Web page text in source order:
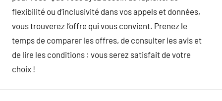
flexibilité ou d’inclusivité dans vos appels et données,
vous trouverez l’offre qui vous convient. Prenez le
temps de comparer les offres, de consulter les avis et
de lire les conditions : vous serez satisfait de votre
choix !